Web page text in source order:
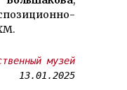
музей